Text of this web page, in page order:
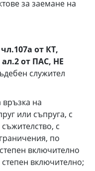
за заемане на
чл.107а от КТ,
от ПАС, НЕ
служител
връзка на
или съпруга, с
с
по
включително
включително;